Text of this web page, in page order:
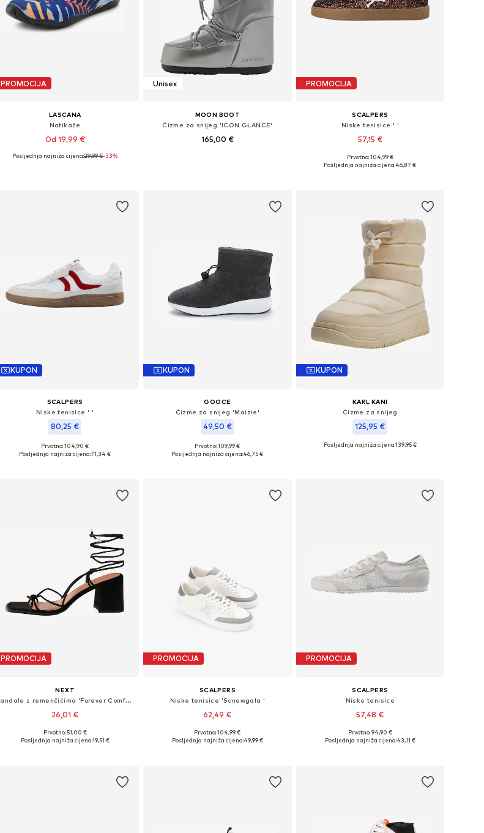
PROMOCIJA
LASCANA
Natikače
Od 19,99 €
Dostupne veličine: 42, 43, 44
Posljednja najniža cijena:29,99 €-33%
Unisex
MOON BOOT
Čizme za snijeg 'ICON GLANCE'
165,00 €
PROMOCIJA
SCALPERS
Niske tenisice ' '
57,15 €
Dostupne veličine: 37, 38, 39, 40
Prvotno: 104,99 €
Posljednja najniža cijena:46,87 €
KUPON
SCALPERS
Niske tenisice ' '
80,25 €
Dostupne veličine: 36, 37, 38, 39, 41
Prvotno: 104,90 €
Posljednja najniža cijena:71,34 €
KUPON
GOOCE
Čizme za snijeg 'Maizie'
49,50 €
Dostupne veličine: 36, 37, 40
Prvotno: 109,99 €
Posljednja najniža cijena:46,75 €
KUPON
KARL KANI
Čizme za snijeg
125,95 €
Dostupne veličine: 38,5
Posljednja najniža cijena:139,95 €
PROMOCIJA
NEXT
Sandale s remenčićima 'Forever Comfort'
26,01 €
Dostupne veličine: 35,5
Prvotno: 51,00 €
Posljednja najniža cijena:19,51 €
PROMOCIJA
SCALPERS
Niske tenisice 'Scnewgala '
62,49 €
Dostupne veličine: 36, 37
Prvotno: 104,99 €
Posljednja najniža cijena:49,99 €
PROMOCIJA
SCALPERS
Niske tenisice
57,48 €
Dostupne veličine: 36
Prvotno: 94,90 €
Posljednja najniža cijena:43,11 €